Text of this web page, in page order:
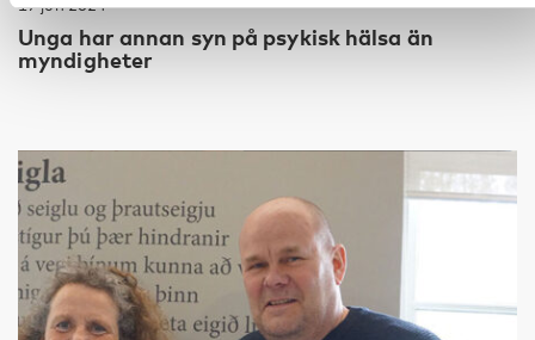
17 jun 2024
Unga har annan syn på psykisk hälsa än
myndigheter